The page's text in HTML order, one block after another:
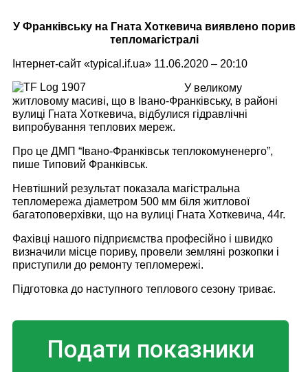
У Франківську на Гната Хоткевича виявлено порив
тепломагістралі
Інтернет-сайт «typical.if.ua» 11.06.2020 – 20:10
У великому
житловому масиві, що в Івано-Франківську, в районі
вулиці Гната Хоткевича, відбулися гідравлічні
випробування теплових мереж.
Про це ДМП “Івано-Франківськ теплокомуненерго”,
пише Типовий Франківськ.
Невтішний результат показала магістральна
тепломережа діаметром 500 мм біля житлової
багатоповерхівки, що на вулиці Гната Хоткевича, 44г.
Фахівці нашого підприємства професійно і швидко
визначили місце пориву, провели земляні розкопки і
приступили до ремонту тепломережі.
Підготовка до наступного теплового сезону триває.
Подати показники